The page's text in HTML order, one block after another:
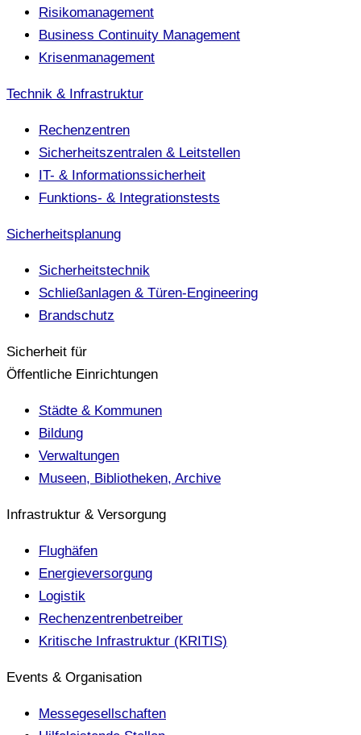
Risikomanagement
Business Continuity Management
Krisenmanagement
Technik & Infrastruktur
Rechenzentren
Sicherheitszentralen & Leitstellen
IT- & Informationssicherheit
Funktions- & Integrationstests
Sicherheitsplanung
Sicherheitstechnik
Schließanlagen & Türen-Engineering
Brandschutz
Sicherheit für
Öffentliche Einrichtungen
Städte & Kommunen
Bildung
Verwaltungen
Museen, Bibliotheken, Archive
Infrastruktur & Versorgung
Flughäfen
Energieversorgung
Logistik
Rechenzentrenbetreiber
Kritische Infrastruktur (KRITIS)
Events & Organisation
Messegesellschaften